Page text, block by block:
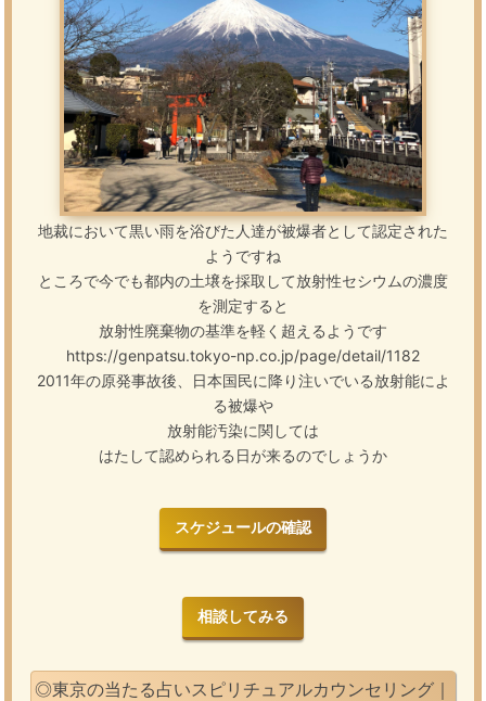
地裁において黒い雨を浴びた人達が被爆者として認定された
ようですね
ところで今でも都内の土壌を採取して放射性セシウムの濃度
を測定すると
放射性廃棄物の基準を軽く超えるようです
https://genpatsu.tokyo-np.co.jp/page/detail/1182
2011年の原発事故後、日本国民に降り注いでいる放射能によ
る被爆や
放射能汚染に関しては
はたして認められる日が来るのでしょうか
スケジュールの確認
相談してみる
◎東京の当たる占いスピリチュアルカウンセリング｜